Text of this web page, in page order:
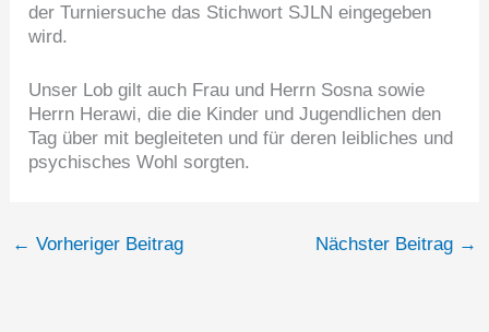
der Turniersuche das Stichwort SJLN eingegeben
wird.
Unser Lob gilt auch Frau und Herrn Sosna sowie
Herrn Herawi, die die Kinder und Jugendlichen den
Tag über mit begleiteten und für deren leibliches und
psychisches Wohl sorgten.
← Vorheriger Beitrag Nächster Beitrag →